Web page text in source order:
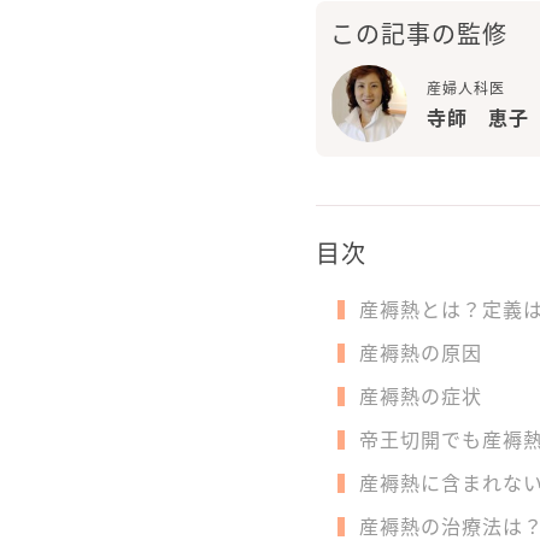
この記事の監修
産婦人科医
寺師 恵子
目次
産褥熱とは？定義
産褥熱の原因
産褥熱の症状
帝王切開でも産褥
産褥熱に含まれな
産褥熱の治療法は？